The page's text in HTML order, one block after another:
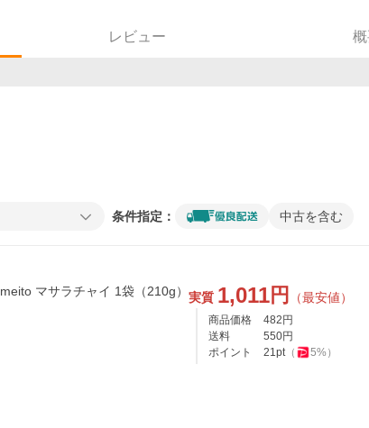
レビュー
条件指定： 中古を含む
meito マサラチャイ 1袋（210g） 実質 1,011円 （最安値）
商品価格 482 円
送料
550円
ポイント
21pt（ 5%）